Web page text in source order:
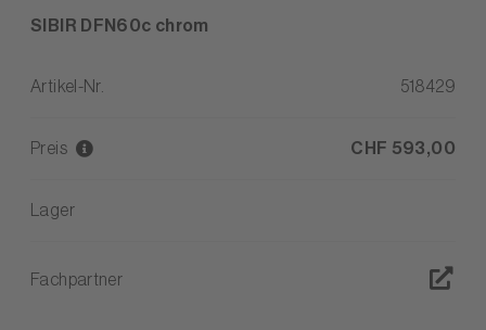
SIBIR DFN60c chrom
Artikel-Nr. 518429
Preis CHF 593,00
Lager
Fachpartner